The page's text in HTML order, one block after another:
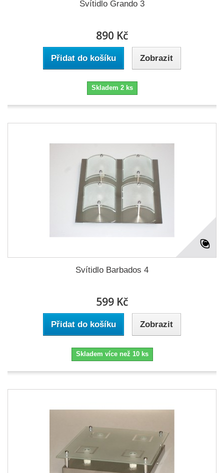
Svítidlo Grando 3
890 Kč
Přidat do košíku Zobrazit
Skladem 2 ks
Svítidlo Barbados 4
599 Kč
Přidat do košíku Zobrazit
Skladem více než 10 ks